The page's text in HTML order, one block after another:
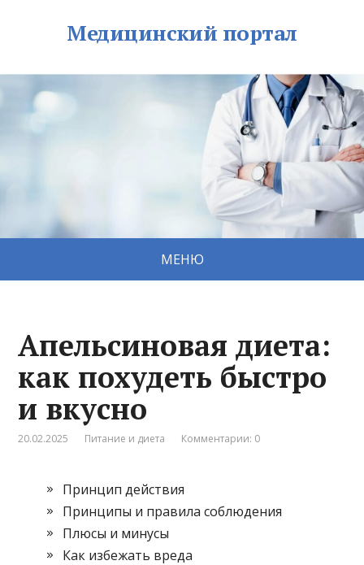
Медицинский портал
МЕНЮ
Апельсиновая диета:
как похудеть быстро
и вкусно
20.02.2025 Питание и диета Комментарии: 0
Принцип действия
Принципы и правила соблюдения
Плюсы и минусы
Как избежать вреда